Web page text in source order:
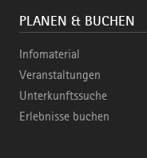
PLANEN & BUCHEN
Infomaterial
Veranstaltungen
Unterkunftssuche
Erlebnisse buchen